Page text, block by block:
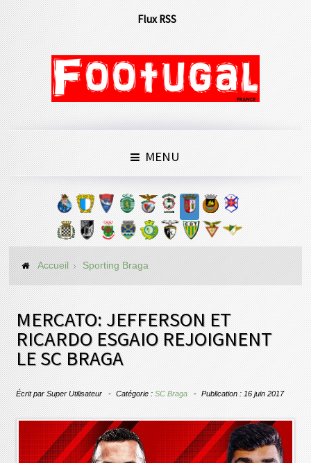
Flux RSS
MENU
Accueil Sporting Braga
MERCATO: JEFFERSON ET
RICARDO ESGAIO REJOIGNENT
LE SC BRAGA
Écrit parSuper Utilisateur Catégorie :SC Braga Publication : 16 juin 2017